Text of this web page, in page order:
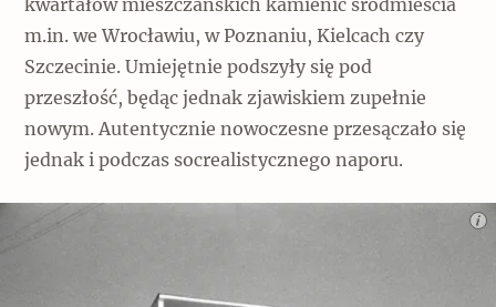
kwartałów mieszczańskich kamienic śródmieścia
m.in. we Wrocławiu, w Poznaniu, Kielcach czy
Szczecinie. Umiejętnie podszyły się pod
przeszłość, będąc jednak zjawiskiem zupełnie
nowym. Autentycznie nowoczesne przesączało się
jednak i podczas socrealistycznego naporu.